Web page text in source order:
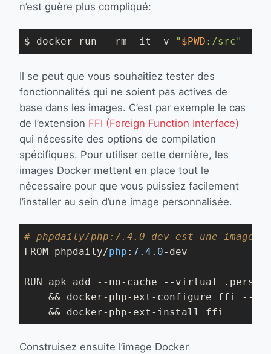
n’est guère plus compliqué:
$ docker run --rm -it -v " $PWD :/src" -w
Il se peut que vous souhaitiez tester des
fonctionnalités qui ne soient pas actives de
base dans les images. C’est par exemple le cas
de l’extension FFI (Foreign Function Interface)
qui nécessite des options de compilation
spécifiques. Pour utiliser cette dernière, les
images Docker mettent en place tout le
nécessaire pour que vous puissiez facilement
l’installer au sein d’une image personnalisée.
# phpdaily/php:7.4.0-dev est une image
FROM phpdaily/php : 7.4 .0-dev
RUN apk add -- no-cache --virtual
    && docker-php-ext-configure ffi --
    && docker-php-ext-install ffi
Construisez ensuite l’image Docker